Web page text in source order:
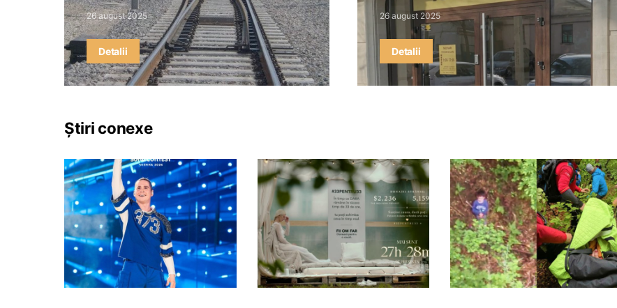
26 august 2025
Detalii
26 august 2025
Detalii
Știri conexe